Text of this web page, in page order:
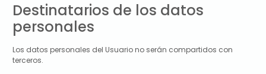
Destinatarios de los datos
personales
Los datos personales del Usuario no serán compartidos con
terceros.